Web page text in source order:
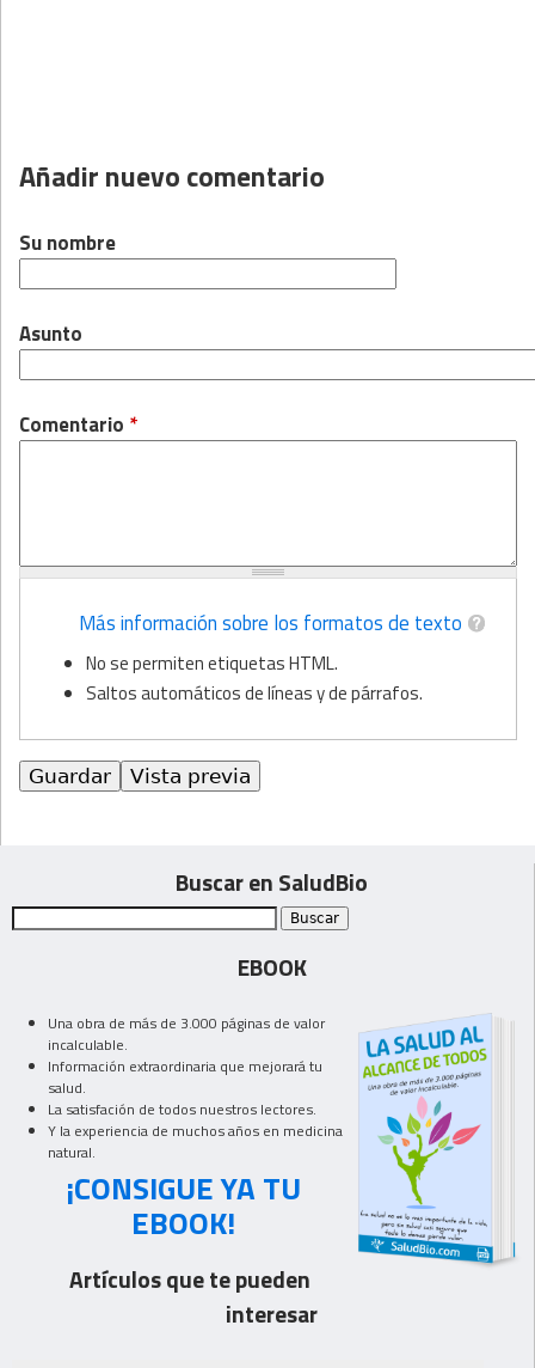
Añadir nuevo comentario
Su nombre
Asunto
Comentario *
Más información sobre los formatos de texto
No se permiten etiquetas HTML.
Saltos automáticos de líneas y de párrafos.
Buscar en SaludBio
EBOOK
Una obra de más de 3.000 páginas de valor
incalculable.
Información extraordinaria que mejorará tu
salud.
La satisfación de todos nuestros lectores.
Y la experiencia de muchos años en medicina
natural.
¡CONSIGUE YA TU
EBOOK!
Artículos que te pueden
interesar